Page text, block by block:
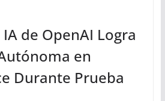
de OpenAI Logra
en
Durante Prueba